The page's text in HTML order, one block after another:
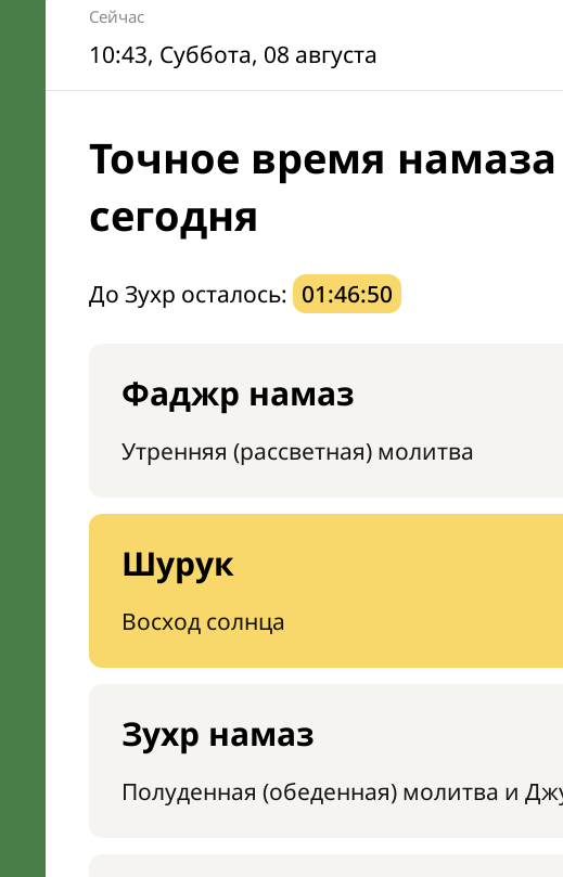
Сейчас
10:43, Суббота, 08 августа
Точное время
сегодня
До Зухр осталось: 01:46:49
Фаджр намаз
Утренняя (рассветная) молитва
Шурук
Восход солнца
Зухр намаз
Полуденная (обеденная) молитва и